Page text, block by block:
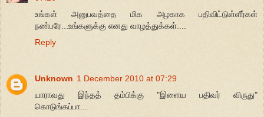
உங்கள் அனுபவத்தை மிக அழகாக பதிவிட்டுள்ளீர்கள்
நண்பரே...உங்களுக்கு எனது வாழத்துக்கள்....
Reply
Unknown 1 December 2010 at 07:29
யாராவது இந்தத் தம்பிக்கு "இளைய பதிவர் விருது"
கொடுங்கப்பா...